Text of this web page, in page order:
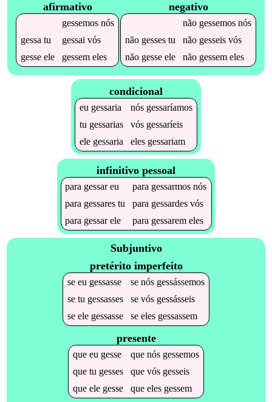
afirmativo
gessemosnós
gessa tu gessai vós
gesseele gessemeles
negativo
não gessemosnós
não gessestu não gesseisvós
não gesseele não gessemeles
condicional
eu gessaria nós gessaríamos
tu gessarias vós gessaríeis
ele gessaria eles gessariam
infinitivo pessoal
para gessareu para gessarmos nós
para gessares tu para gessardes vós
para gessarele para gessarem eles
Subjuntivo
pretérito imperfeito
se eu gessasse se nós gessássemos
se tu gessasses se vós gessásseis
se ele gessasse se eles gessassem
presente
que eu gesse que nós gessemos
que tu gesses que vós gesseis
que ele gesse que eles gessem